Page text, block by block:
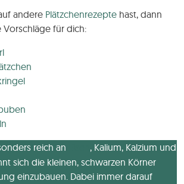
andere Plätzchenrezepte hast, dann
für dich:
reich an
, Kalium, Kalzium und
sich die kleinen, schwarzen Körner
einzubauen. Dabei immer darauf